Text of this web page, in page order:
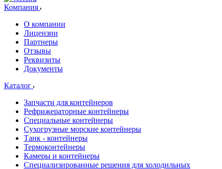
Компания
О компании
Лицензии
Партнеры
Отзывы
Реквизиты
Документы
Каталог
Запчасти для контейнеров
Рефрижераторные контейнеры
Специальные контейнеры
Сухогрузные морские контейнеры
Танк - контейнеры
Термоконтейнеры
Камеры и контейнеры
Специализированные решения для холодильных